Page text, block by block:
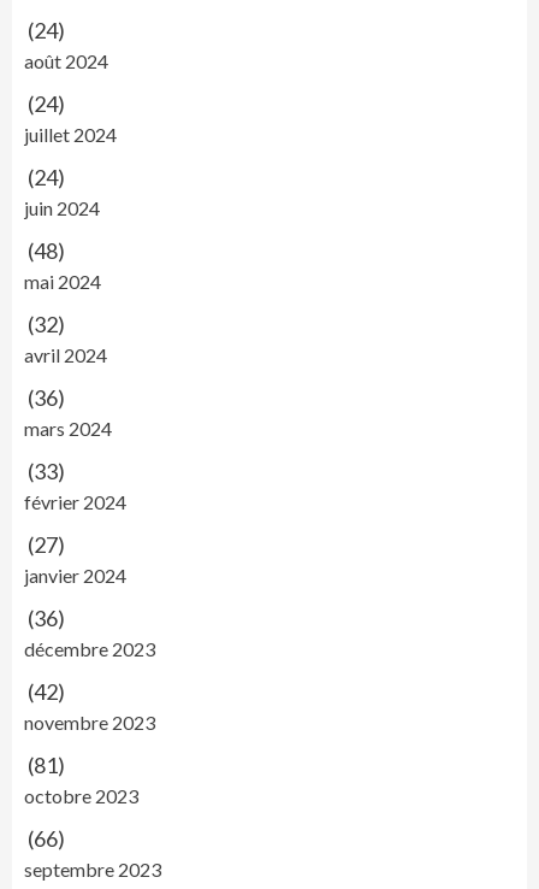
(24)
août 2024
(24)
juillet 2024
(24)
juin 2024
(48)
mai 2024
(32)
avril 2024
(36)
mars 2024
(33)
février 2024
(27)
janvier 2024
(36)
décembre 2023
(42)
novembre 2023
(81)
octobre 2023
(66)
septembre 2023